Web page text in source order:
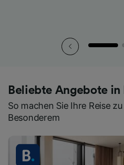
Beliebte Angebote
So machen Sie Ihre Reise
Besonderem